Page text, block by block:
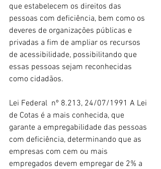
que estabelecem os direitos das
pessoas com deficiência, bem como os
deveres de organizações públicas e
privadas a fim de ampliar os recursos
de acessibilidade, possibilitando que
essas pessoas sejam reconhecidas
como cidadãos.
Lei Federal  nº 8.213, 24/07/1991 A Lei
de Cotas é a mais conhecida, que
garante a empregabilidade das pessoas
com deficiência, determinando que as
empresas com cem ou mais
empregados devem empregar de 2% a